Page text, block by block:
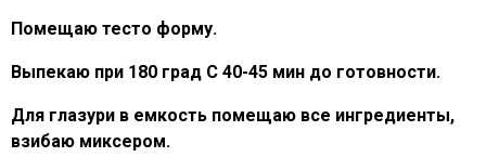
Помещаю тесто форму.
Выпекаю при 180 град С 40-45 мин до готовности.
Для глазури в емкость помещаю все ингредиенты,
взибаю миксером.